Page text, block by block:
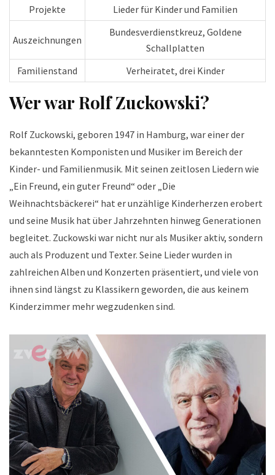
Projekte
Lieder für Kinder und Familien
Auszeichnungen
Bundesverdienstkreuz, Goldene
Schallplatten
Familienstand
Verheiratet, drei Kinder
Wer war Rolf Zuckowski?
Rolf Zuckowski, geboren 1947 in Hamburg, war einer der
bekanntesten Komponisten und Musiker im Bereich der
Kinder- und Familienmusik. Mit seinen zeitlosen Liedern wie
„Ein Freund, ein guter Freund“ oder „Die
Weihnachtsbäckerei“ hat er unzählige Kinderherzen erobert
und seine Musik hat über Jahrzehnten hinweg Generationen
begleitet. Zuckowski war nicht nur als Musiker aktiv, sondern
auch als Produzent und Texter. Seine Lieder wurden in
zahlreichen Alben und Konzerten präsentiert, und viele von
ihnen sind längst zu Klassikern geworden, die aus keinem
Kinderzimmer mehr wegzudenken sind.